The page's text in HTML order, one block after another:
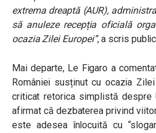
extrema dreaptă (AUR),
să anuleze recepția oficială
ocazia Zilei Europei”, a scris
Mai departe, Le Figaro a
României susținut cu ocazia
criticat retorica simplistă despre
afirmat că dezbaterea privind
este adesea înlocuită cu